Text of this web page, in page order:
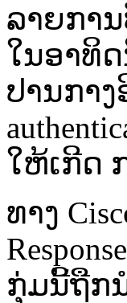
ລາຍກາ
ໃນອາທິ
ປານກາງ
ໃຫ້ເກີດ
ທາງ
ກຸ່ມນີ້ຖືກ